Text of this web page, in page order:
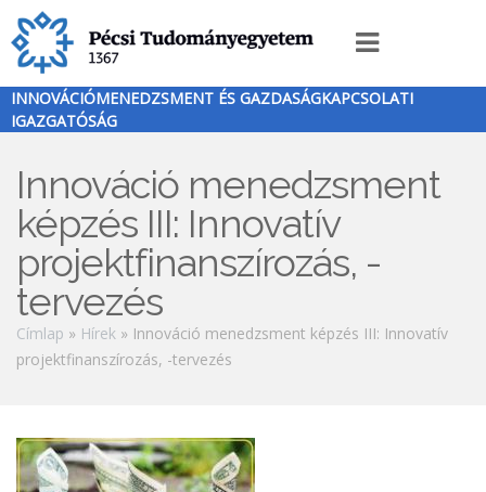
Ugrás
tartalomra
Innováció
menü
INNOVÁCIÓMENEDZSMENT ÉS GAZDASÁGKAPCSOLATI
IGAZGATÓSÁG
Innováció menedzsment
képzés III: Innovatív
projektfinanszírozás, -
tervezés
Morzsa
Címlap Hírek
Innováció menedzsment képzés III: Innovatív
projektfinanszírozás, -tervezés